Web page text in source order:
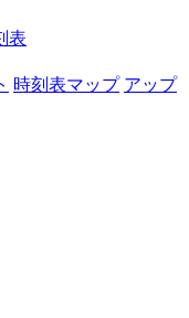
表
時刻表マップ アップ